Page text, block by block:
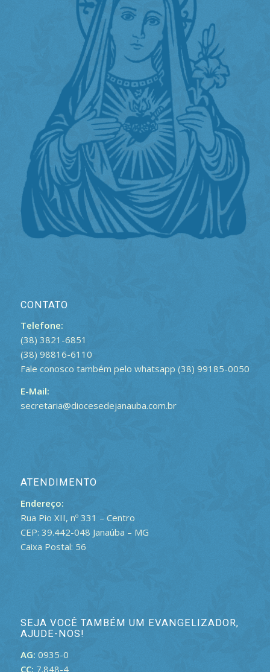
CONTATO
Telefone:
(38) 3821-6851
(38) 98816-6110
Fale conosco também pelo whatsapp (38) 99185-0050
E-Mail:
secretaria@diocesedejanauba.com.br
ATENDIMENTO
Endereço:
Rua Pio XII, nº 331 – Centro
CEP: 39.442-048 Janaúba – MG
Caixa Postal: 56
SEJA VOCÊ TAMBÉM UM EVANGELIZADOR,
AJUDE-NOS!
AG: 0935-0
CC: 7.848-4